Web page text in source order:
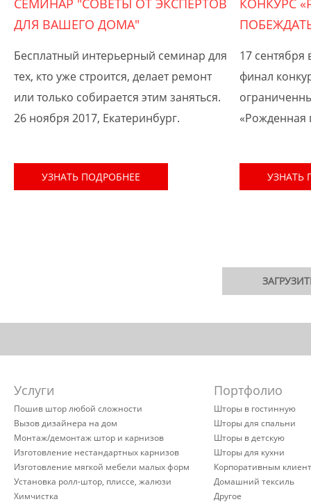
CЕМИНАР "СОВЕТЫ ОТ ЭКСПЕРТОВ
ДЛЯ ВАШЕГО ДОМА"
Бесплатный интерьерный семинар для
тех, кто уже строится, делает ремонт
или только собирается этим заняться.
26 ноября 2017, Екатеринбург.
УЗНАТЬ ПОДРОБНЕЕ
КОНКУРС
17
финал
«Рожденная
УЗНАТЬ
Услуги
Пошив штор любой сложности
Вызов дизайнера на дом
Монтаж/демонтаж штор и карнизов
Изготовление нестандартных карнизов
Изготовление мягкой мебели малых форм
Установка ролл-штор, плиссе, жалюзи
Химчистка
Портфолио
Шторы в гостинную
Шторы для спальни
Шторы в детскую
Шторы для кухни
Корпоративным
Домашний тексиль
Другое